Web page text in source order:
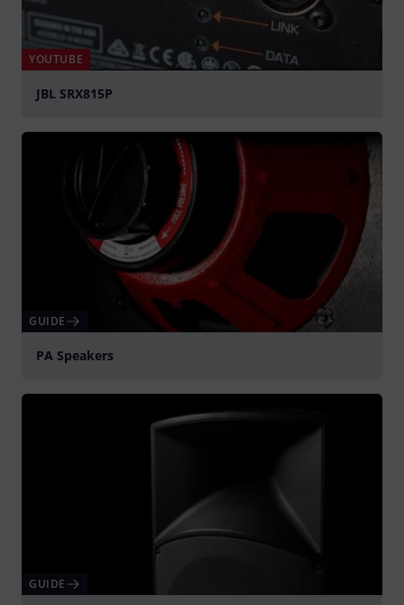
YOUTUBE
JBL SRX815P
GUIDE
PA Speakers
GUIDE